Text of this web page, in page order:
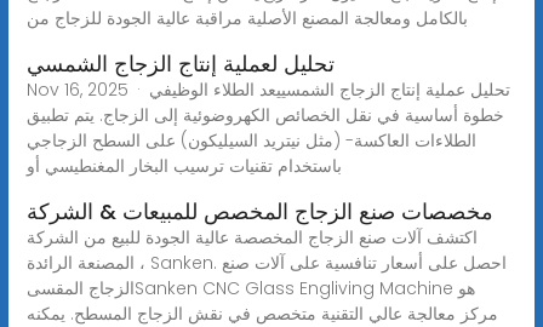
بالكامل ومعالجة المصنع الأصلية مراقبة عالية الجودة للزجاج من
تحليل لعملية إنتاج الزجاج الشمسي
Nov 16, 2025 · تحليل عملية إنتاج الزجاج الشمسييعد الطلاء الوظيفي
خطوة أساسية في نقل الخصائص الكهروضوئية إلى الزجاج. يتم تطبيق
الطلاءات العاكسة- (مثل نيتريد السيليكون) على السطح الزجاجي
باستخدام تقنيات ترسيب البخار المغنطيسي أو
مخصصات صنع الزجاج المخصص للمبيعات & الشركة
اكتشف آلات صنع الزجاج المخصصة عالية الجودة للبيع من الشركة
المصنعة الرائدة ، Sanken. احصل على أسعار تنافسية على آلات صنع
الزجاج المقسىSanken CNC Glass Engliving Machine هو
مركز معالجة عالي التقنية متخصص في نقش الزجاج المسطح. يمكنه